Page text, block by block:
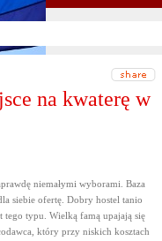
na kwaterę w
niemałymi wyborami. Baza
siebie ofertę. Dobry hostel tanio
tego typu. Wielką famą upajają się
który przy niskich kosztach